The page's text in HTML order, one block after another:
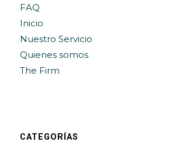
FAQ
Inicio
Nuestro Servicio
Quienes somos
The Firm
CATEGORÍAS